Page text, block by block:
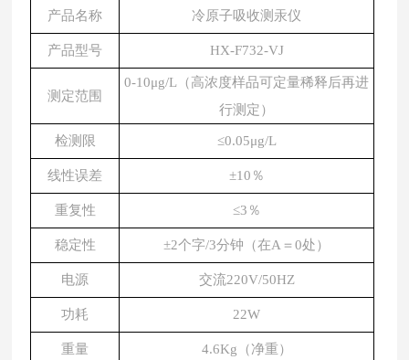
产品名称 冷原子吸收测汞仪
产品型号 HX-F732-VJ
测定范围
0-10μg/L（高浓度样品可定量稀释后再进
行测定）
检测限 ≤0.05μg/L
线性误差 ±10％
重复性 ≤3％
稳定性 ±2个字/3分钟（在A＝0处）
电源 交流220V/50HZ
功耗 22W
重量 4.6Kg（净重）